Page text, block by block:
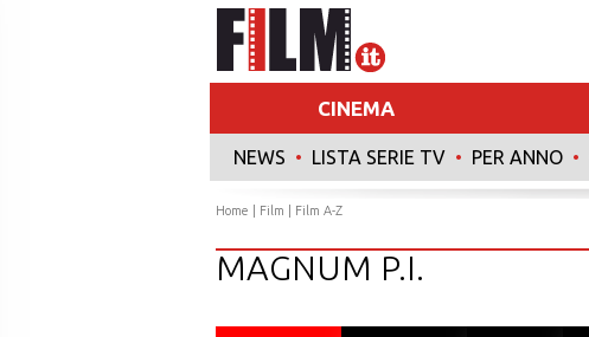
CINEMA
NEWS • LISTA SERIE TV • PER ANNO •
Home Film Film A-Z
MAGNUM P.I.